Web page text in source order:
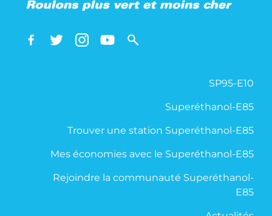
SP95-E10
Superéthanol-E85
Trouver une station Superéthanol-E85
Mes économies avec le Superéthanol-E85
Rejoindre la communauté Superéthanol-
E85